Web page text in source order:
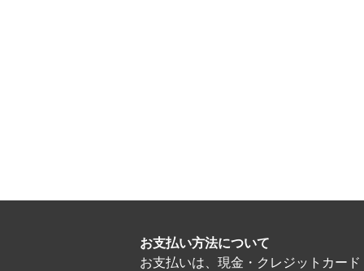
お支払い方法について
お支払いは、現金・クレジットカー